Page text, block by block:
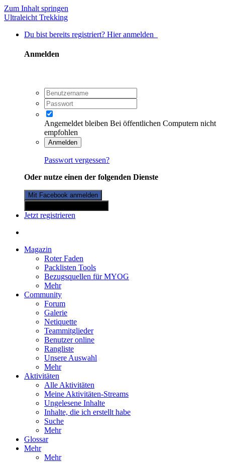
Zum Inhalt springen
Ultraleicht Trekking
Du bist bereits registriert? Hier anmelden
Anmelden
Angemeldet bleiben Bei öffentlichen Computern nicht
empfohlen
Anmelden
Passwort vergessen?
Oder nutze einen der folgenden Dienste
Mit Facebook anmelden
Jetzt registrieren
Magazin
Roter Faden
Packlisten Tools
Bezugsquellen für MYOG
Mehr
Community
Forum
Galerie
Netiquette
Teammitglieder
Benutzer online
Rangliste
Unsere Auswahl
Mehr
Aktivitäten
Alle Aktivitäten
Meine Aktivitäten-Streams
Ungelesene Inhalte
Inhalte, die ich erstellt habe
Suche
Mehr
Glossar
Mehr
Mehr